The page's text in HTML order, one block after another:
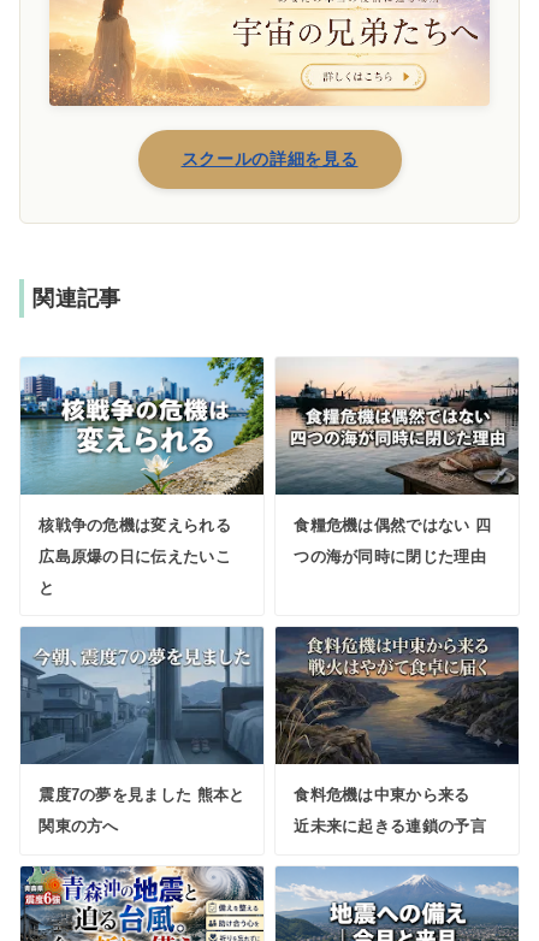
スクールの詳細を見る
関連記事
核戦争の危機は変えられる
広島原爆の日に伝えたいこ
と
食糧危機は偶然ではない 四
つの海が同時に閉じた理由
震度7の夢を見ました 熊本と
関東の方へ
食料危機は中東から来る
近未来に起きる連鎖の予言